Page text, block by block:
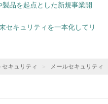
品を起点とした新規事業開
セキュリティを一本化してリ
キュリティ メールセキュリティ